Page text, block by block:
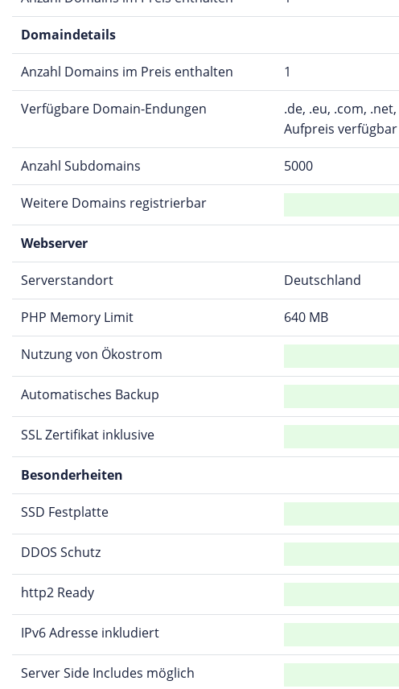
Domaindetails
Anzahl Domains im Preis enthalten 1
Verfügbare Domain-Endungen
.de, .eu, .com,
Aufpreis verfügbar
Anzahl Subdomains 5000
Weitere Domains registrierbar
Webserver
Serverstandort Deutschland
PHP Memory Limit 640 MB
Nutzung von Ökostrom
Automatisches Backup
SSL Zertifikat inklusive
Besonderheiten
SSD Festplatte
DDOS Schutz
http2 Ready
IPv6 Adresse inkludiert
Server Side Includes möglich